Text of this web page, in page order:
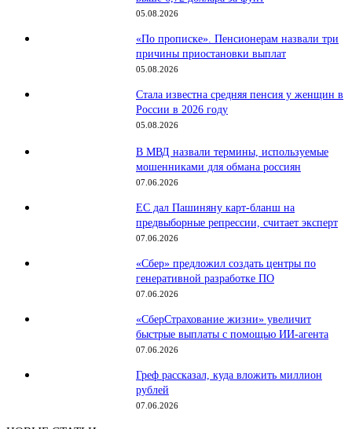
05.08.2026
«По прописке». Пенсионерам назвали три
причины приостановки выплат
05.08.2026
Стала известна средняя пенсия у женщин в
России в 2026 году
05.08.2026
В МВД назвали термины, используемые
мошенниками для обмана россиян
07.06.2026
ЕС дал Пашиняну карт-бланш на
предвыборные репрессии, считает эксперт
07.06.2026
«Сбер» предложил создать центры по
генеративной разработке ПО
07.06.2026
«СберСтрахование жизни» увеличит
быстрые выплаты с помощью ИИ-агента
07.06.2026
Греф рассказал, куда вложить миллион
рублей
07.06.2026